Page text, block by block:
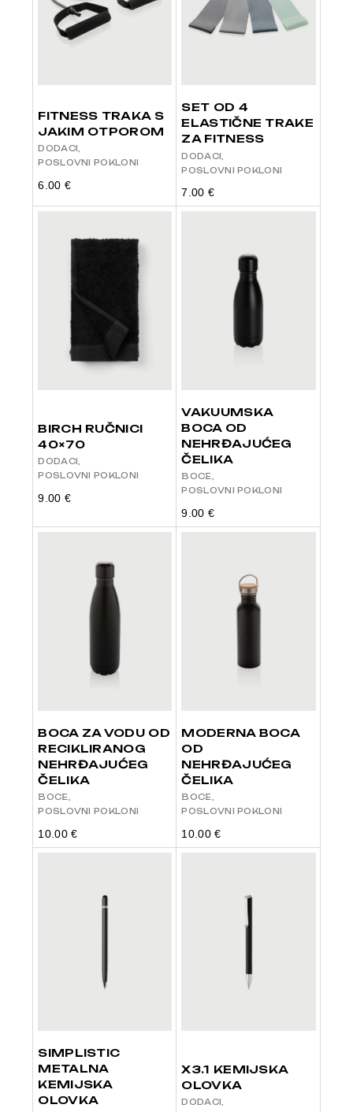
FITNESS TRAKA S
JAKIM OTPOROM
DODACI
POSLOVNI POKLONI
6.00 €
SET OD 4
ELASTIČNE TRAKE
ZA FITNESS
DODACI
POSLOVNI POKLONI
7.00 €
BIRCH RUČNICI
40×70
DODACI
POSLOVNI POKLONI
9.00 €
VAKUUMSKA
BOCA OD
NEHRĐAJUĆEG
ČELIKA
BOCE
POSLOVNI POKLONI
9.00 €
BOCA ZA VODU OD
RECIKLIRANOG
NEHRĐAJUĆEG
ČELIKA
BOCE
POSLOVNI POKLONI
10.00€
MODERNA BOCA
OD
NEHRĐAJUĆEG
ČELIKA
BOCE
POSLOVNI POKLONI
10.00€
SIMPLISTIC
METALNA
KEMIJSKA
OLOVKA
X3.1 KEMIJSKA
OLOVKA
DODACI